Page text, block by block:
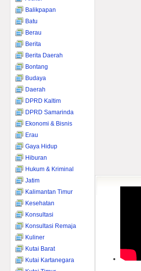
Balikpapan
Batu
Berau
Berita
Berita Daerah
Bontang
Budaya
Daerah
DPRD Kaltim
DPRD Samarinda
Ekonomi & Bisnis
Erau
Gaya Hidup
Hiburan
Hukum & Kriminal
Jatim
Kalimantan Timur
Kesehatan
Konsultasi
Konsultasi Remaja
Kuliner
Kutai Barat
Kutai Kartanegara